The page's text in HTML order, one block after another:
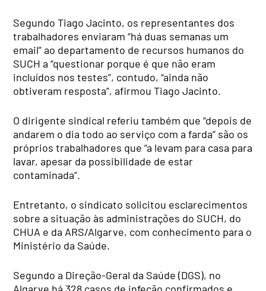
Segundo Tiago Jacinto, os representantes dos
trabalhadores enviaram “há duas semanas um
email” ao departamento de recursos humanos do
SUCH a “questionar porque é que não eram
incluídos nos testes”, contudo, “ainda não
obtiveram resposta”, afirmou Tiago Jacinto.
O dirigente sindical referiu também que “depois de
andarem o dia todo ao serviço com a farda” são os
próprios trabalhadores que “a levam para casa para
lavar, apesar da possibilidade de estar
contaminada”.
Entretanto, o sindicato solicitou esclarecimentos
sobre a situação às administrações do SUCH, do
CHUA e da ARS/Algarve, com conhecimento para o
Ministério da Saúde.
Segundo a Direção-Geral da Saúde (DGS), no